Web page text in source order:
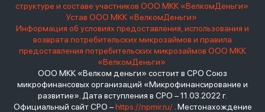
структуре и составе участников ООО МКК «ВелкомДеньги»
Устав ООО МКК «ВелкомДеньги»
Информация об условиях предоставления, использования и
возврата потребительских микрозаймов и правила
предоставления потребительских микрозаймов ООО МКК
«ВелкомДеньги»
ООО МКК «Велком деньги» состоит в СРО Союз
микрофинансовых организаций «Микрофинансирование и
развитие». Дата вступления в СРО – 11.03.2022 г.
Официальный сайт СРО –https://npmir.ru/. Местонахождение